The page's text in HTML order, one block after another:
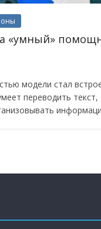
«умный»
модели стал
переводить текст,